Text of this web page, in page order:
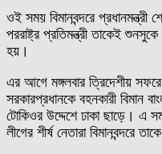
ওই সময় বিমানবন্দরে প্রধানমন্ত্রী
পররাষ্ট্র প্রতিমন্ত্রী তাকেই
হয়।
এর আগে মঙ্গলবার ত্রিদেশীয়
সরকারপ্রধানকে বহনকারী বিমান
টোকিওর উদ্দেশে ঢাকা ছাড়ে। এ
লীগের শীর্ষ নেতারা বিমানবন্দরে